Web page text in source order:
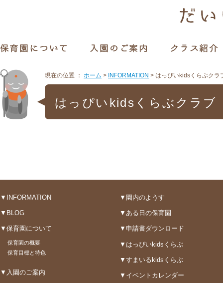
現在の位置 ： ホーム > INFORMATION > はっぴいkidsくらぶク
はっぴいkidsくらぶクラ
▼INFORMATION
▼BLOG
▼保育園について
保育園の概要
保育目標と特色
▼入園のご案内
▼園内のようす
▼ある日の保育園
▼申請書ダウンロード
▼はっぴいkidsくらぶ
▼すまいるkidsくらぶ
▼イベントカレンダー